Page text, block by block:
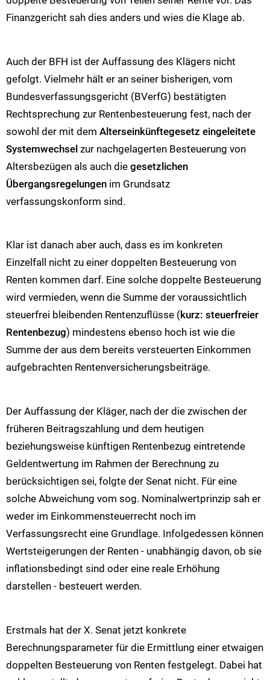
Finanzgericht sah dies anders und wies die Klage ab.
Auch der BFH ist der Auffassung des Klägers nicht
gefolgt. Vielmehr hält er an seiner bisherigen, vom
Bundesverfassungsgericht (BVerfG) bestätigten
Rechtsprechung zur Rentenbesteuerung fest, nach der
sowohl der mit dem Alterseinkünftegesetz eingeleitete
Systemwechsel zur nachgelagerten Besteuerung von
Altersbezügen als auch die gesetzlichen
Übergangsregelungen im Grundsatz
verfassungskonform sind.
Klar ist danach aber auch, dass es im konkreten
Einzelfall nicht zu einer doppelten Besteuerung von
Renten kommen darf. Eine solche doppelte Besteuerung
wird vermieden, wenn die Summe der voraussichtlich
steuerfrei bleibenden Rentenzuflüsse (kurz: steuerfreier
Rentenbezug) mindestens ebenso hoch ist wie die
Summe der aus dem bereits versteuerten Einkommen
aufgebrachten Rentenversicherungsbeiträge.
Der Auffassung der Kläger, nach der die zwischen der
früheren Beitragszahlung und dem heutigen
beziehungsweise künftigen Rentenbezug eintretende
Geldentwertung im Rahmen der Berechnung zu
berücksichtigen sei, folgte der Senat nicht. Für eine
solche Abweichung vom sog. Nominalwertprinzip sah er
weder im Einkommensteuerrecht noch im
Verfassungsrecht eine Grundlage. Infolgedessen können
Wertsteigerungen der Renten - unabhängig davon, ob sie
inflationsbedingt sind oder eine reale Erhöhung
darstellen - besteuert werden.
Erstmals hat der X. Senat jetzt konkrete
Berechnungsparameter für die Ermittlung einer etwaigen
doppelten Besteuerung von Renten festgelegt. Dabei hat